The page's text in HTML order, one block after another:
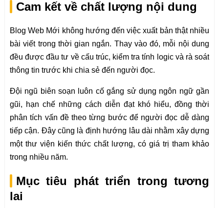
Cam kết về chất lượng nội dung
Blog Web Mới không hướng đến việc xuất bản thật nhiều
bài viết trong thời gian ngắn. Thay vào đó, mỗi nội dung
đều được đầu tư về cấu trúc, kiểm tra tính logic và rà soát
thông tin trước khi chia sẻ đến người đọc.
Đội ngũ biên soạn luôn cố gắng sử dụng ngôn ngữ gần
gũi, hạn chế những cách diễn đạt khó hiểu, đồng thời
phân tích vấn đề theo từng bước để người đọc dễ dàng
tiếp cận. Đây cũng là định hướng lâu dài nhằm xây dựng
một thư viện kiến thức chất lượng, có giá trị tham khảo
trong nhiều năm.
Mục tiêu phát triển trong tương
lai